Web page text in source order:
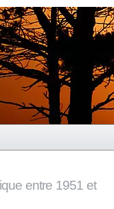
entre 1951 et